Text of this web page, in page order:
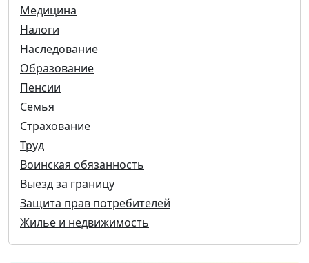
Медицина
Налоги
Наследование
Образование
Пенсии
Семья
Страхование
Труд
Воинская обязанность
Выезд за границу
Защита прав потребителей
Жилье и недвижимость